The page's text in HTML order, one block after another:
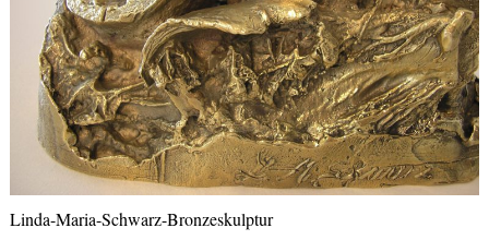
Linda-Maria-Schwarz-Bronzeskulptur